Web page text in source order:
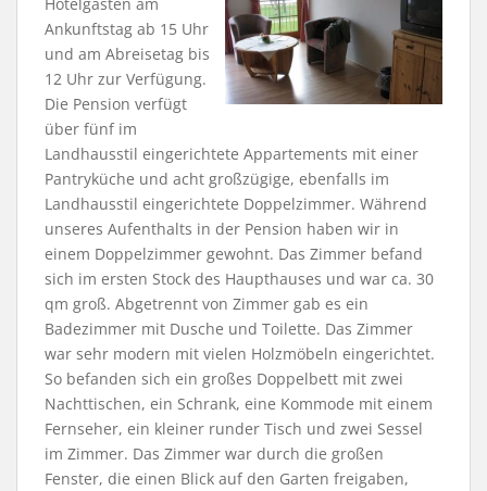
Hotelgästen am
Ankunftstag ab 15 Uhr
und am Abreisetag bis
12 Uhr zur Verfügung.
Die Pension verfügt
über fünf im
Landhausstil eingerichtete Appartements mit einer
Pantryküche und acht großzügige, ebenfalls im
Landhausstil eingerichtete Doppelzimmer. Während
unseres Aufenthalts in der Pension haben wir in
einem Doppelzimmer gewohnt. Das Zimmer befand
sich im ersten Stock des Haupthauses und war ca. 30
qm groß. Abgetrennt von Zimmer gab es ein
Badezimmer mit Dusche und Toilette. Das Zimmer
war sehr modern mit vielen Holzmöbeln eingerichtet.
So befanden sich ein großes Doppelbett mit zwei
Nachttischen, ein Schrank, eine Kommode mit einem
Fernseher, ein kleiner runder Tisch und zwei Sessel
im Zimmer. Das Zimmer war durch die großen
Fenster, die einen Blick auf den Garten freigaben,